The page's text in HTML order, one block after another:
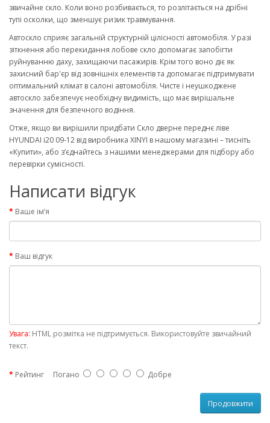
звичайне скло. Коли воно розбивається, то розлітається на дрібні
тупі осколки, що зменшує ризик травмування.
Автоскло сприяє загальній структурній цілісності автомобіля. У разі
зіткнення або перекидання лобове скло допомагає запобігти
руйнуванню даху, захищаючи пасажирів. Крім того воно діє як
захисний бар'єр від зовнішніх елементів та допомагає підтримувати
оптимальний клімат в салоні автомобіля. Чисте і неушкоджене
автоскло забезпечує необхідну видимість, що має вирішальне
значення для безпечного водіння.
Отже, якщо ви вирішили придбати Скло дверне переднє ліве
HYUNDAI i20 09-12 від виробника XINYI в нашому магазині – тисніть
«Купити», або з’єднайтесь з нашими менеджерами для підбору або
перевірки сумісності.
Написати відгук
Ваше ім’я
Ваш відгук
Увага: HTML розмітка не підтримується. Використовуйте звичайний
текст.
Рейтинг Погано Добре
Продовжити